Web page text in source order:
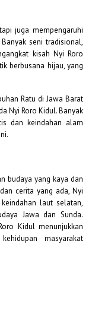
juga mempengaruhi
seni tradisional,
kisah Nyi Roro
berbusana hijau, yang
Ratu di Jawa Barat
Nyi Roro Kidul. Banyak
dan keindahan alam
budaya yang kaya dan
cerita yang ada, Nyi
laut selatan,
Jawa dan Sunda.
Kidul menunjukkan
masyarakat